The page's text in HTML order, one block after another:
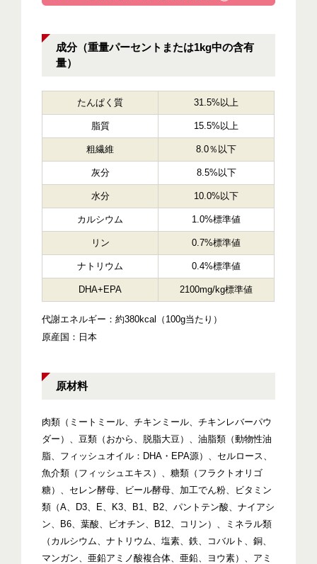
成分（重量パーセントまたは1kg中の含有
量）
たんぱく質 31.5%以上
脂質 15.5%以上
粗繊維 8.0％以下
灰分 8.5%以下
水分 10.0%以下
カルシウム 1.0%標準値
リン 0.7%標準値
ナトリウム 0.4%標準値
DHA+EPA 2100mg/kg標準値
代謝エネルギー：約380kcal（100g当たり）
原産国：日本
原材料
肉類（ミートミール、チキンミール、チキンレバーパウ
ダー）、豆類（おから、脱脂大豆）、油脂類（動物性油
脂、フィッシュオイル：DHA・EPA源）、セルロース、
魚介類（フィッシュエキス）、糖類（フラクトオリゴ
糖）、セレン酵母、ビール酵母、加工でん粉、ビタミン
類（A、D3、E、K3、B1、B2、パントテン酸、ナイアシ
ン、B6、葉酸、ビオチン、B12、コリン）、ミネラル類
（カルシウム、ナトリウム、塩素、鉄、コバルト、銅、
マンガン、亜鉛アミノ酸複合体、亜鉛、ヨウ素）、アミ